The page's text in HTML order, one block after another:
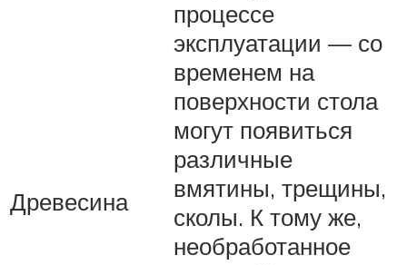
Древесина
процессе
эксплуатации — со
временем на
поверхности стола
могут появиться
различные
вмятины, трещины,
сколы. К тому же,
необработанное